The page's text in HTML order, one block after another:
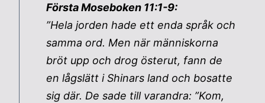
Första Moseboken 11:1-9:
”Hela jorden hade ett enda språk och
samma ord. Men när människorna
bröt upp och drog österut, fann de
en lågslätt i Shinars land och bosatte
sig där. De sade till varandra: ”Kom,